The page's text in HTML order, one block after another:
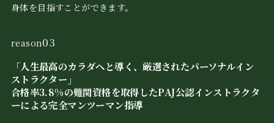
身体を目指すことができます。
reason03
「人生最高のカラダへと導く、厳選されたパーソナルイン
ストラクター」
合格率3.8%の難関資格を取得したPAJ公認インストラクタ
ーによる完全マンツーマン指導